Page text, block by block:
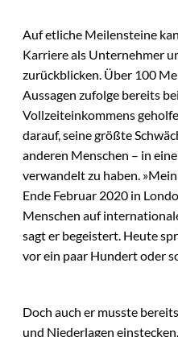
Auf etliche Meilensteine
Karriere als Unternehmer
zurückblicken. Über 100
Aussagen zufolge bereits
Vollzeiteinkommens
darauf, seine größte
anderen Menschen – in
verwandelt zu haben.
Ende Februar 2020 in
Menschen auf
sagt er begeistert. Heute
vor ein paar Hundert oder
Doch auch er musste
und Niederlagen